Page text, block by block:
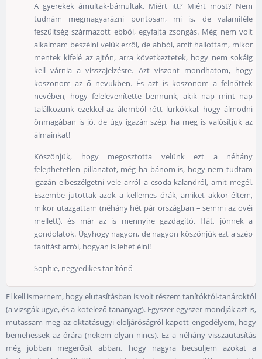
A gyerekek ámultak-bámultak. Miért itt? Miért most? Nem
tudnám megmagyarázni pontosan, mi is, de valamiféle
feszültség származott ebből, egyfajta zsongás. Még nem volt
alkalmam beszélni velük erről, de abból, amit hallottam, mikor
mentek kifelé az ajtón, arra következtetek, hogy nem sokáig
kell várnia a visszajelzésre. Azt viszont mondhatom, hogy
köszönöm az ő nevükben. És azt is köszönöm a felnőttek
nevében, hogy felelevenítette bennünk, akik nap mint nap
találkozunk ezekkel az álomból rótt lurkókkal, hogy álmodni
önmagában is jó, de úgy igazán szép, ha meg is valósítjuk az
álmainkat!
Köszönjük, hogy megosztotta velünk ezt a néhány
felejthetetlen pillanatot, még ha bánom is, hogy nem tudtam
igazán elbeszélgetni vele arról a csoda-kalandról, amit megél.
Eszembe jutottak azok a kellemes órák, amiket akkor éltem,
mikor utazgattam (néhány hét pár országban – semmi az övéi
mellett), és már az is mennyire gazdagító. Hát, jönnek a
gondolatok. Úgyhogy nagyon, de nagyon köszönjük ezt a szép
tanítást arról, hogyan is lehet élni!
Sophie, negyedikes tanítónő
El kell ismernem, hogy elutasításban is volt részem tanítóktól-tanároktól
(a vizsgák ugye, és a kötelező tananyag). Egyszer-egyszer mondják azt is,
mutassam meg az oktatásügyi elöljáróságról kapott engedélyem, hogy
bemehessek az órára (nekem olyan nincs). Ez a néhány visszautasítás
még jobban megerősít abban, hogy nagyra becsüljem azokat a